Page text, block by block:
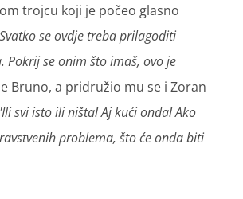
trojcu koji je počeo glasno
Svatko se ovdje treba prilagoditi
Pokrij se onim što imaš, ovo je
Bruno, a pridružio mu se i Zoran
svi isto ili ništa! Aj kući onda! Ako
problema, što će onda biti